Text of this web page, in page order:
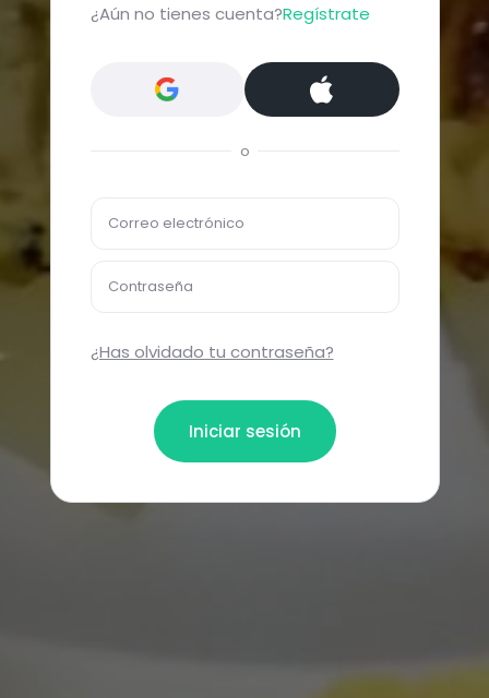
¿Aún no tienes cuenta?Regístrate
o
Correo electrónico
Contraseña
¿Has olvidado tu contraseña?
Iniciar sesión